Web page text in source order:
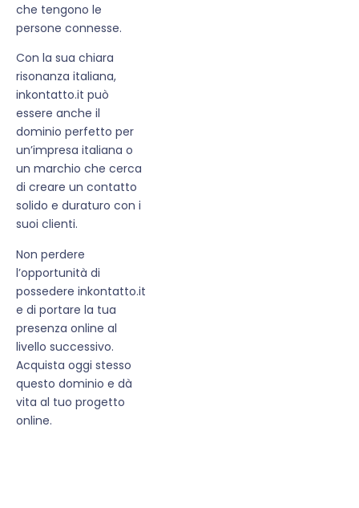
che tengono le
persone connesse.
Con la sua chiara
risonanza italiana,
inkontatto.it può
essere anche il
dominio perfetto per
un’impresa italiana o
un marchio che cerca
di creare un contatto
solido e duraturo con i
suoi clienti.
Non perdere
l’opportunità di
possedere inkontatto.it
e di portare la tua
presenza online al
livello successivo.
Acquista oggi stesso
questo dominio e dà
vita al tuo progetto
online.